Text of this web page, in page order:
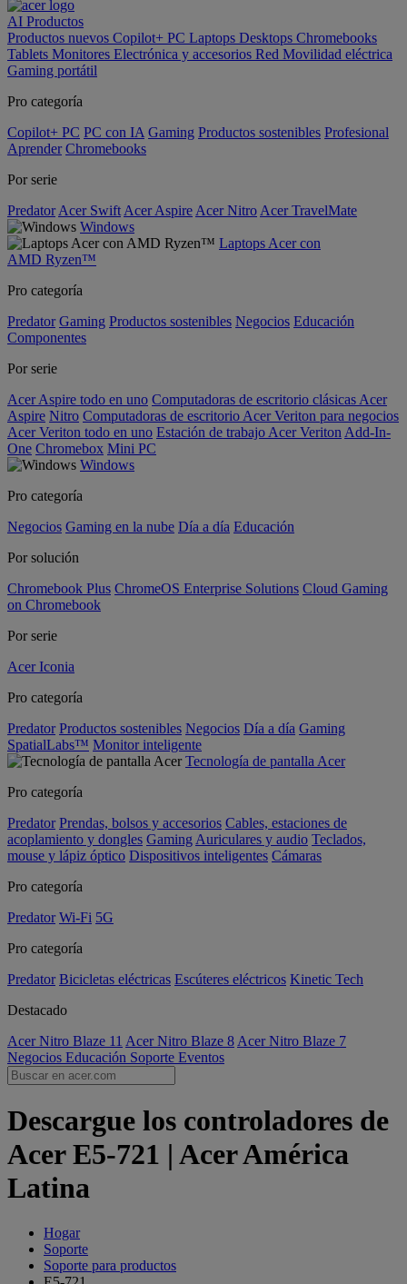
AI Productos
Productos nuevos Copilot+ PC Laptops Desktops Chromebooks
Tablets Monitores Electrónica y accesorios Red Movilidad eléctrica
Gaming portátil
Pro categoría
Copilot+ PC PC con IA Gaming Productos sostenibles Profesional
Aprender Chromebooks
Por serie
Predator Acer Swift Acer Aspire Acer Nitro Acer TravelMate
Windows
Laptops Acer con
AMD Ryzen™
Pro categoría
Predator Gaming Productos sostenibles Negocios Educación
Componentes
Por serie
Acer Aspire todo en uno Computadoras de escritorio clásicas Acer
Aspire Nitro Computadoras de escritorio Acer Veriton para negocios
Acer Veriton todo en uno Estación de trabajo Acer Veriton Add-In-
One Chromebox Mini PC
Windows
Pro categoría
Negocios Gaming en la nube Día a día Educación
Por solución
Chromebook Plus ChromeOS Enterprise Solutions Cloud Gaming
on Chromebook
Por serie
Acer Iconia
Pro categoría
Predator Productos sostenibles Negocios Día a día Gaming
SpatialLabs™ Monitor inteligente
Tecnología de pantalla Acer
Pro categoría
Predator Prendas, bolsos y accesorios Cables, estaciones de
acoplamiento y dongles Gaming Auriculares y audio Teclados,
mouse y lápiz óptico Dispositivos inteligentes Cámaras
Pro categoría
Predator Wi-Fi 5G
Pro categoría
Predator Bicicletas eléctricas Escúteres eléctricos Kinetic Tech
Destacado
Acer Nitro Blaze 11 Acer Nitro Blaze 8 Acer Nitro Blaze 7
Negocios Educación Soporte Eventos
Descargue los controladores de
Acer E5-721 | Acer América
Latina
Hogar
Soporte
Soporte para productos